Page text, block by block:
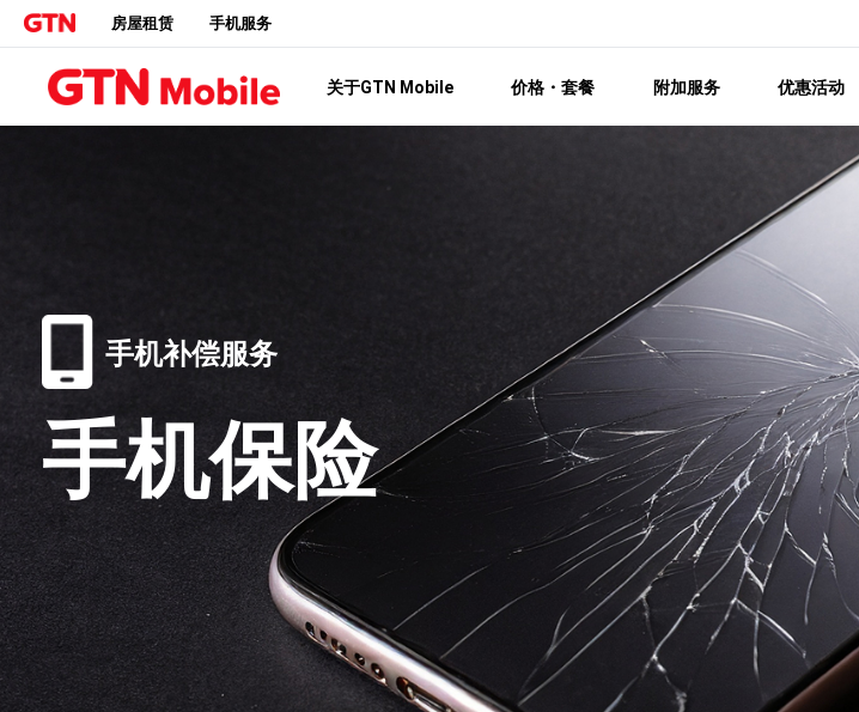
房屋租赁 手机服务
关于GTN Mobile 价格・套餐 附加服务 优惠活动
手机补偿服务
手机保险